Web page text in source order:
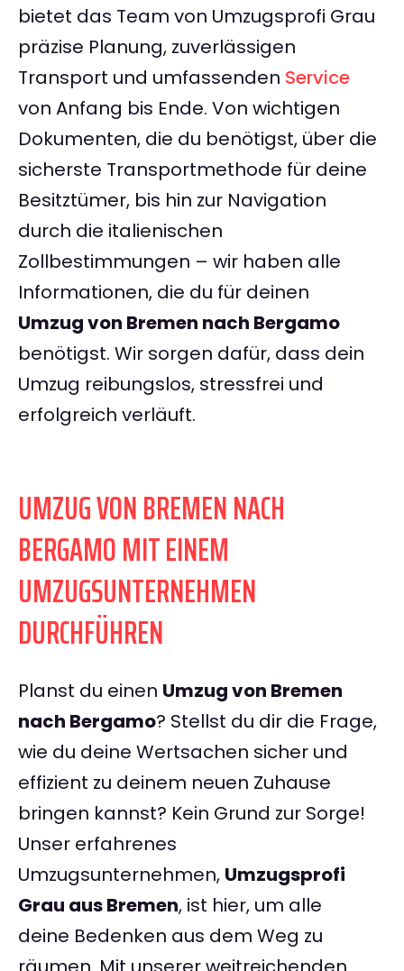
bietet das Team von Umzugsprofi Grau
präzise Planung, zuverlässigen
Transport und umfassenden Service
von Anfang bis Ende. Von wichtigen
Dokumenten, die du benötigst, über die
sicherste Transportmethode für deine
Besitztümer, bis hin zur Navigation
durch die italienischen
Zollbestimmungen – wir haben alle
Informationen, die du für deinen
Umzug von Bremen nach Bergamo
benötigst. Wir sorgen dafür, dass dein
Umzug reibungslos, stressfrei und
erfolgreich verläuft.
UMZUG VON BREMEN NACH
BERGAMO MIT EINEM
UMZUGSUNTERNEHMEN
DURCHFÜHREN
Planst du einen Umzug von Bremen
nach Bergamo? Stellst du dir die Frage,
wie du deine Wertsachen sicher und
effizient zu deinem neuen Zuhause
bringen kannst? Kein Grund zur Sorge!
Unser erfahrenes
Umzugsunternehmen, Umzugsprofi
Grau aus Bremen, ist hier, um alle
deine Bedenken aus dem Weg zu